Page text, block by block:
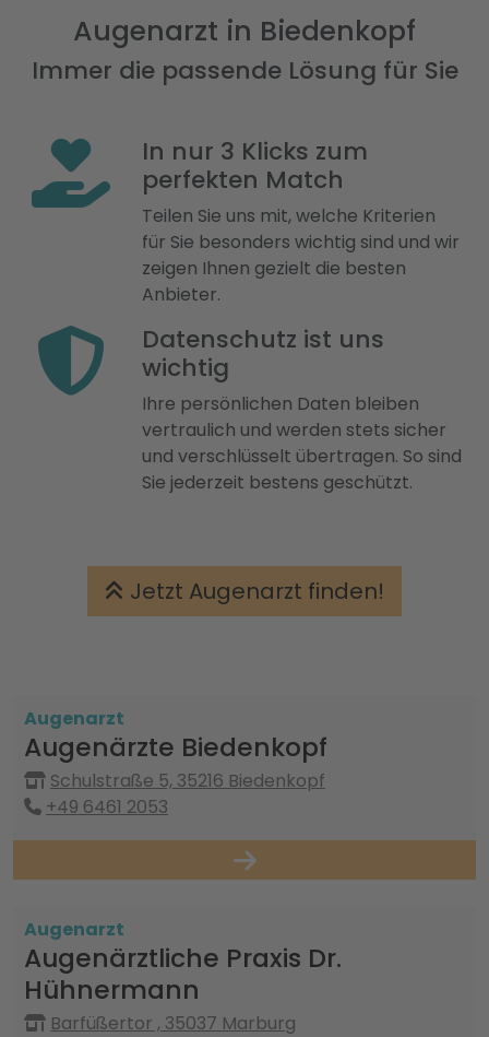
Augenarzt in Biedenkopf
Immer die passende Lösung für Sie
In nur 3 Klicks zum
perfekten Match
Teilen Sie uns mit, welche Kriterien
für Sie besonders wichtig sind und wir
zeigen Ihnen gezielt die besten
Anbieter.
Datenschutz ist uns
wichtig
Ihre persönlichen Daten bleiben
vertraulich und werden stets sicher
und verschlüsselt übertragen. So sind
Sie jederzeit bestens geschützt.
Jetzt Augenarzt finden!
Augenarzt
Augenärzte Biedenkopf
Schulstraße 5, 35216 Biedenkopf
+49 6461 2053
Augenarzt
Augenärztliche Praxis Dr.
Hühnermann
Barfüßertor , 35037 Marburg